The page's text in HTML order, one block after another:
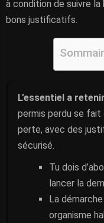
à condition de suivre
bons justificatifs.
L’essentiel a
permis perdu se fait
perte, avec des
sécurisé.
Tu dois
lancer la
La
organisme